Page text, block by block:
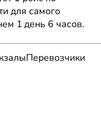
для самого
1 день 6 часов.
Перевозчики